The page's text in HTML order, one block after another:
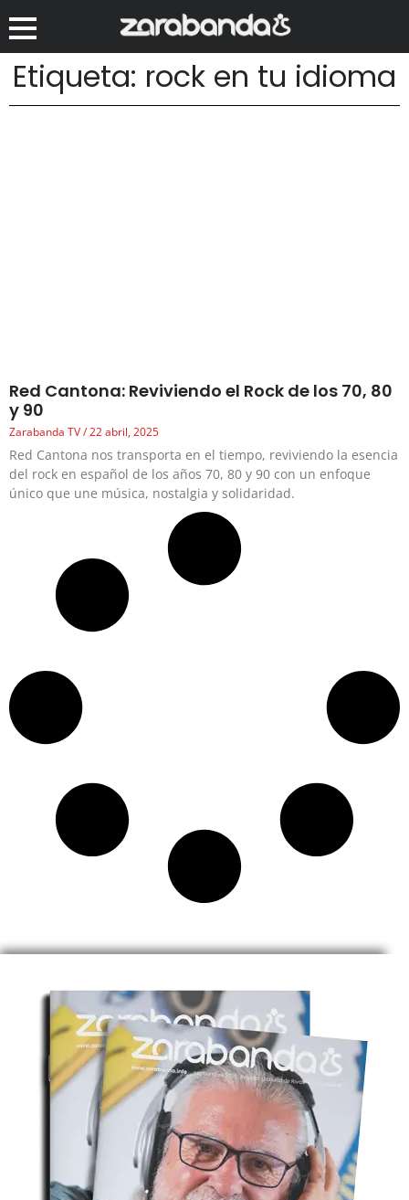
Etiqueta: rock en tu idioma
Red Cantona: Reviviendo el Rock de los 70, 80
y 90
Zarabanda TV 22 abril, 2025
Red Cantona nos transporta en el tiempo, reviviendo la esencia
del rock en español de los años 70, 80 y 90 con un enfoque
único que une música, nostalgia y solidaridad.